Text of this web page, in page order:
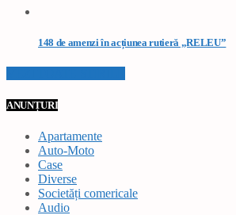
148 de amenzi în acțiunea rutieră „RELEU”
ANUNȚURI
Apartamente
Auto-Moto
Case
Diverse
Societăți comericale
Audio